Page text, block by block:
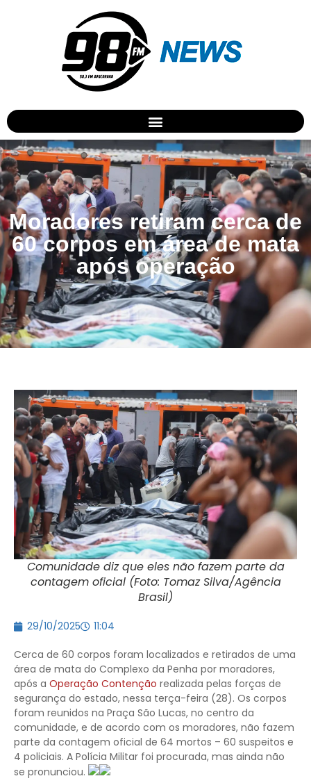
Moradores retiram cerca de
60 corpos em área de mata
após operação
Comunidade diz que eles não fazem parte da
contagem oficial (Foto: Tomaz Silva/Agência
Brasil)
29/10/2025 11:04
Cerca de 60 corpos foram localizados e retirados de uma
área de mata do Complexo da Penha por moradores,
após a Operação Contenção realizada pelas forças de
segurança do estado, nessa terça-feira (28). Os corpos
foram reunidos na Praça São Lucas, no centro da
comunidade, e de acordo com os moradores, não fazem
parte da contagem oficial de 64 mortos – 60 suspeitos e
4 policiais. A Polícia Militar foi procurada, mas ainda não
se pronunciou.